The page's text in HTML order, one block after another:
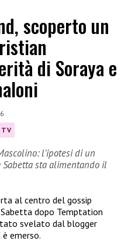
scoperto un
di Soraya e
TV
l’ipotesi di un
sta alimentando il
al centro del gossip
Sabetta dopo Temptation
svelato dal blogger
emerso.